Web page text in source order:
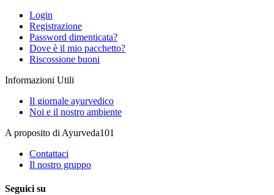
Login
Registrazione
Password dimenticata?
Dove è il mio pacchetto?
Riscossione buoni
Informazioni Utili
Il giornale ayurvedico
Noi e il nostro ambiente
A proposito di Ayurveda101
Contattaci
Il nostro gruppo
Seguici su